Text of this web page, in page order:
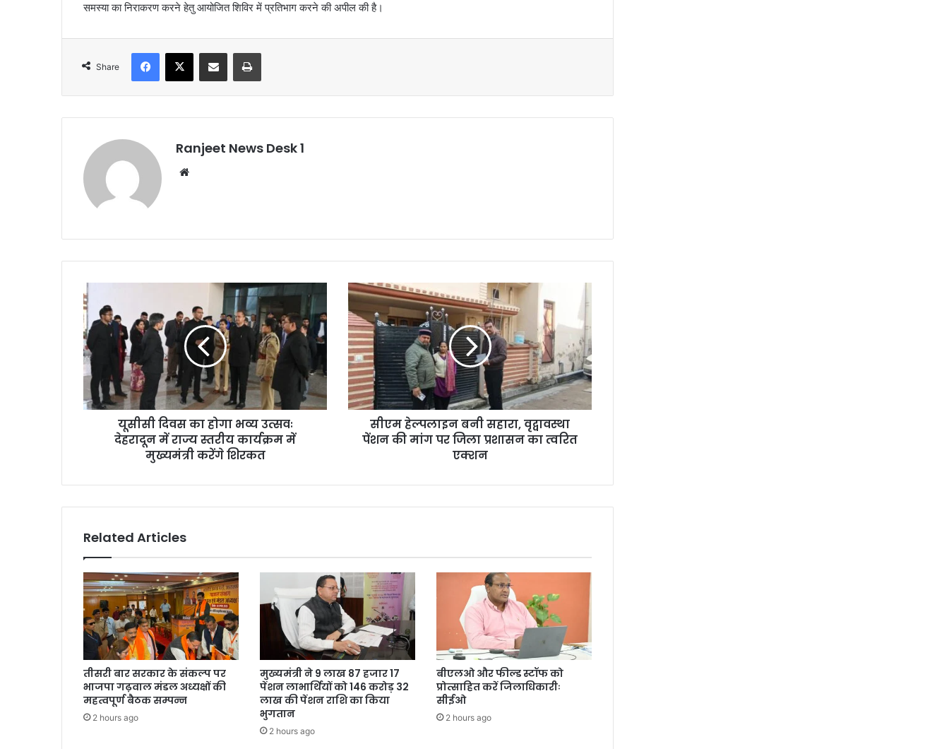
समस्या का निराकरण करने हेतु आयोजित शिविर में प्रतिभाग करने की अपील की है।
Share
Ranjeet News Desk 1
यूसीसी दिवस का होगा भव्य उत्सवः
देहरादून में राज्य स्तरीय कार्यक्रम में
मुख्यमंत्री करेंगे शिरकत
सीएम हेल्पलाइन बनी सहारा, वृद्वावस्था
पेंशन की मांग पर जिला प्रशासन का त्वरित
एक्शन
Related Articles
तीसरी बार सरकार के संकल्प पर
भाजपा गढ़वाल मंडल अध्यक्षों की
महत्वपूर्ण बैठक सम्पन्न
2 hours ago
मुख्यमंत्री ने 9 लाख 87 हजार 17
पेंशन लाभार्थियों को 146 करोड़ 32
लाख की पेंशन राशि का किया
भुगतान
2 hours ago
बीएलओ और फील्ड स्टॉफ को
प्रोत्साहित करें जिलाधिकारीः
सीईओ
2 hours ago